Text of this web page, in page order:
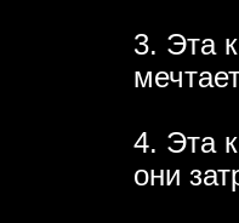
3. Эта
4. Эта
они